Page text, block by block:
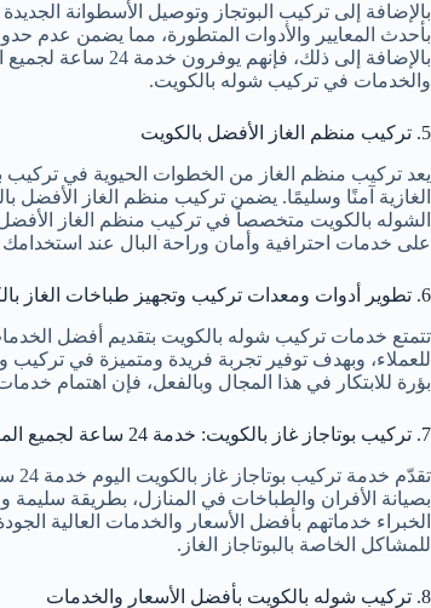
بالإضافة إلى تركيب البوتجاز وتوصيل الأسطوانة
بأحدث المعايير والأدوات المتطورة، مما يضمن عدم
بالإضافة إلى
والخدمات في تركيب شوله بالكويت.
5. تركيب منظم الغاز الأفضل بالكويت
يعد تركيب منظم الغاز من الخطوات الحيوية في تركيب
الغازية آمنًا وسليمًا. يضمن تركيب منظم الغاز الأفضل
الشوله بالكويت متخصصاً في تركيب منظم الغاز الأفضل
على خدمات احترافية وأمان وراحة البال عند
6. تطوير أدوات ومعدات تركيب وتجهيز طباخات الغاز بالكويت
تتمتع خدمات تركيب شوله بالكويت بتقديم أفضل
للعملاء، وبهدف توفير تجربة فريدة ومتميزة في
بؤرة للابتكار في هذا المجال وبالفعل، فإن اهتمام
7. تركيب بوتاجاز غاز بالكويت: خدمة 24 ساعة لجميع المناطق
بصيانة الأفران والطباخات في المنازل، بطريقة
الخبراء خدماتهم بأفضل الأسعار والخدمات العالية
للمشاكل الخاصة بالبوتاجاز الغاز.
8. تركيب شوله بالكويت بأفضل الأسعار والخدمات